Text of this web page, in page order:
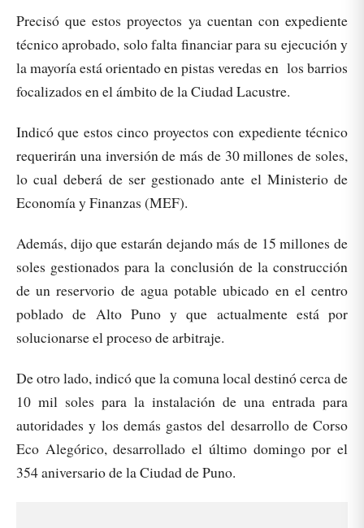
Precisó que estos proyectos ya cuentan con expediente
técnico aprobado, solo falta financiar para su ejecución y
la mayoría está orientado en pistas veredas en los barrios
focalizados en el ámbito de la Ciudad Lacustre.
Indicó que estos cinco proyectos con expediente técnico
requerirán una inversión de más de 30 millones de soles,
lo cual deberá de ser gestionado ante el Ministerio de
Economía y Finanzas (MEF).
Además, dijo que estarán dejando más de 15 millones de
soles gestionados para la conclusión de la construcción
de un reservorio de agua potable ubicado en el centro
poblado de Alto Puno y que actualmente está por
solucionarse el proceso de arbitraje.
De otro lado, indicó que la comuna local destinó cerca de
10 mil soles para la instalación de una entrada para
autoridades y los demás gastos del desarrollo de Corso
Eco Alegórico, desarrollado el último domingo por el
354 aniversario de la Ciudad de Puno.